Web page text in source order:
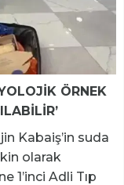
ÖRNEK
Kabaiş’in suda
olarak
1’inci Adli Tıp